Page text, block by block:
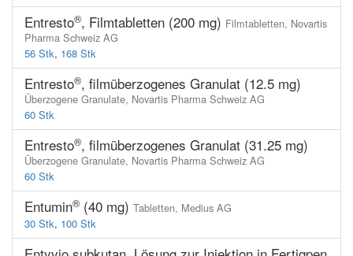
Entresto®, Filmtabletten (200 mg) Filmtabletten, Novartis
Pharma Schweiz AG
56 Stk, 168 Stk
Entresto®, filmüberzogenes Granulat (12.5 mg)
Überzogene Granulate, Novartis Pharma Schweiz AG
60 Stk
Entresto®, filmüberzogenes Granulat (31.25 mg)
Überzogene Granulate, Novartis Pharma Schweiz AG
60 Stk
Entumin® (40 mg) Tabletten, Medius AG
30 Stk, 100 Stk